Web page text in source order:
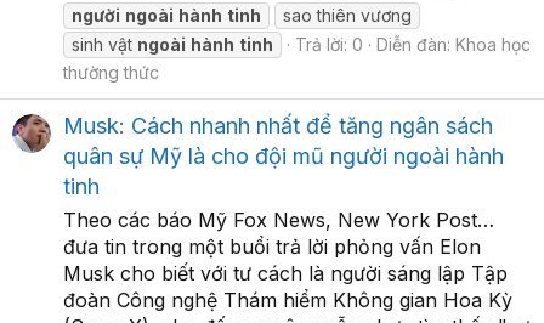
người ngoài hành tinh
sao thiên vương
sinh vật ngoài hành tinh Trả lời: 0 Diễn đàn: Khoa học
thường thức
Musk: Cách nhanh nhất để tăng ngân sách
quân sự Mỹ là cho đội mũ người ngoài hành
tinh
Theo các báo Mỹ Fox News, New York Post…
đưa tin trong một buổi trả lời phỏng vấn Elon
Musk cho biết với tư cách là người sáng lập Tập
đoàn Công nghệ Thám hiểm Không gian Hoa Kỳ